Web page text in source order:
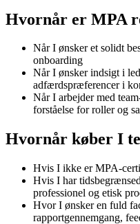
Hvornår er MPA
Når I ønsker et solidt
onboarding
Når I ønsker indsigt i
adfærdspræferencer i
Når I arbejder med
forståelse for roller og
Hvornår køber I
Hvis I ikke er MPA-
Hvis I har
professionel og etisk
Hvor I ønsker en fuld
rapportgennemgang,